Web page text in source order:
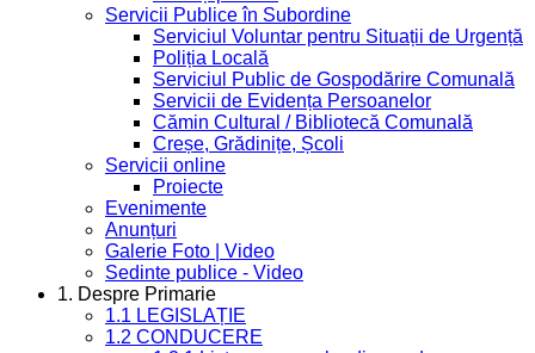
Servicii Publice în Subordine
Serviciul Voluntar pentru Situații de Urgență
Poliția Locală
Serviciul Public de Gospodărire Comunală
Servicii de Evidența Persoanelor
Cămin Cultural / Bibliotecă Comunală
Creșe, Grădinițe, Școli
Servicii online
Proiecte
Evenimente
Anunțuri
Galerie Foto | Video
Sedinte publice - Video
1. Despre Primarie
1.1 LEGISLAȚIE
1.2 CONDUCERE